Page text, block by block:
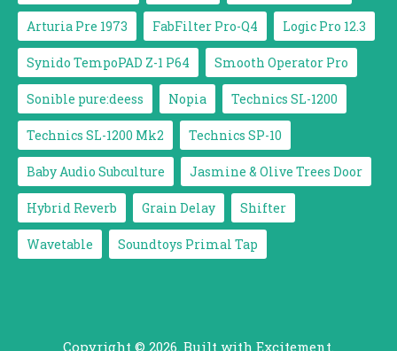
Arturia Pre 1973 FabFilter Pro-Q4 Logic Pro 12.3
Synido TempoPAD Z-1 P64 Smooth Operator Pro
Sonible pure:deess Nopia Technics SL-1200
Technics SL-1200 Mk2 Technics SP-10
Baby Audio Subculture Jasmine & Olive Trees Door
Hybrid Reverb Grain Delay Shifter
Wavetable Soundtoys Primal Tap
Copyright © 2026. Built with Excitement.